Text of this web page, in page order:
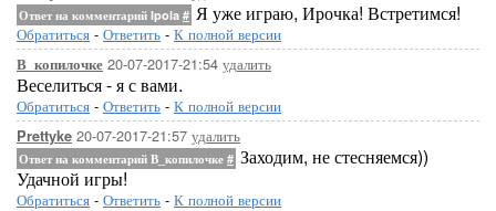
Ответ на комментарий Ipola # Я уже играю, Ирочка! Встретимся!
Обратиться - Ответить - К полной версии
В_копилочке 20-07-2017-21:54 удалить
Веселиться - я с вами.
Обратиться - Ответить - К полной версии
Prettyke 20-07-2017-21:57 удалить
Ответ на комментарий В_копилочке # Заходим, не стесняемся))
Удачной игры!
Обратиться - Ответить - К полной версии